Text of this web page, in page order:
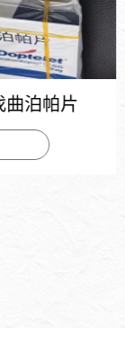
泊帕片